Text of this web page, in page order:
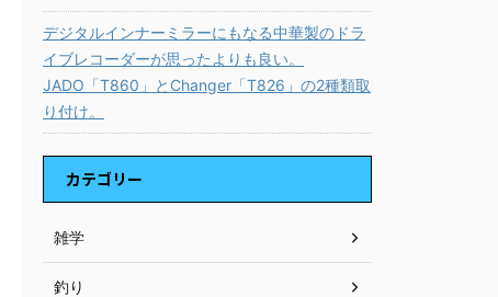
デジタルインナーミラーにもなる中華製のドラ
イブレコーダーが思ったよりも良い。
JADO「T860」とChanger「T826」の2種類取
り付け。
カテゴリー
雑学
釣り